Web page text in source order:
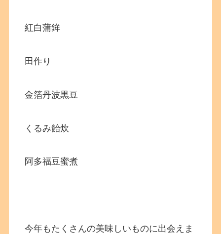
紅白蒲鉾
田作り
金箔丹波黒豆
くるみ飴炊
阿多福豆蜜煮
今年もたくさんの美味しいものに出会えま